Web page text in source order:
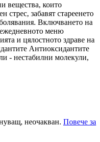
вещества, които
стрес, забавят стареенето
Включването на
меню
и цялостното здраве на
Антиоксидантите
- нестабилни молекули,
неочакван. Повече за